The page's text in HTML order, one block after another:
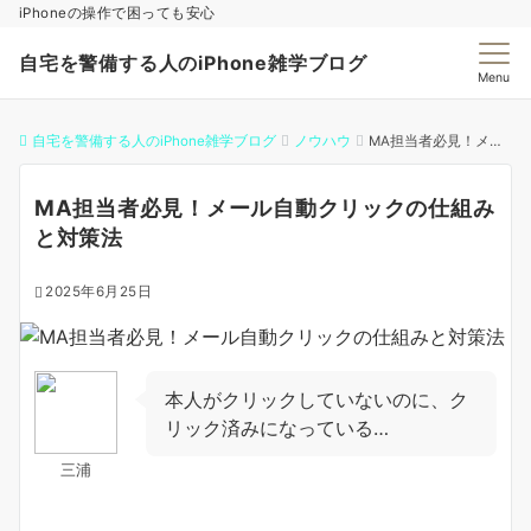
iPhoneの操作で困っても安心
自宅を警備する人のiPhone雑学ブログ
Menu
自宅を警備する人のiPhone雑学ブログ ノウハウ MA担当者必見！メール自動クリックの仕組みと対策法
MA担当者必見！メール自動クリックの仕組み
と対策法
2025年6月25日
三浦
本人がクリックしていないのに、ク
リック済みになっている…